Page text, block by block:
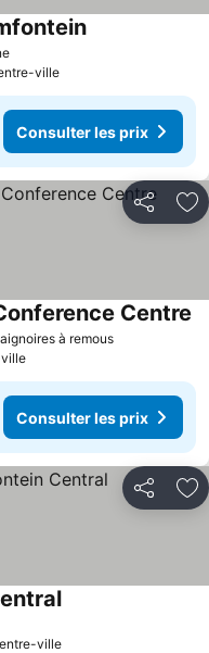
Consulter les prix
Consulter les
ville
Consulter les prix
Partager
à remousConsulter
Centre
ville
Consulter les prix
Partager
les prix
Consulter les prix
ville